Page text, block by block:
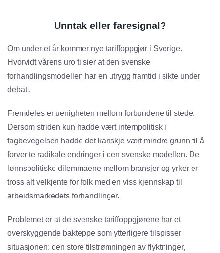
Unntak eller faresignal?
Om under et år kommer nye tariffoppgjør i Sverige.
Hvorvidt vårens uro tilsier at den svenske
forhandlingsmodellen har en utrygg framtid i sikte under
debatt.
Fremdeles er uenigheten mellom forbundene til stede.
Dersom striden kun hadde vært internpolitisk i
fagbevegelsen hadde det kanskje vært mindre grunn til å
forvente radikale endringer i den svenske modellen. De
lønnspolitiske dilemmaene mellom bransjer og yrker er
tross alt velkjente for folk med en viss kjennskap til
arbeidsmarkedets forhandlinger.
Problemet er at de svenske tariffoppgjørene har et
overskyggende bakteppe som ytterligere tilspisser
situasjonen: den store tilstrømningen av flyktninger,